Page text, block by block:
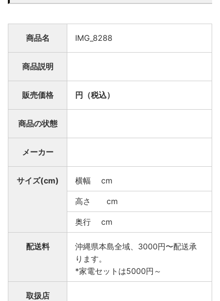
商品名 IMG_8288
商品説明
販売価格 円（税込）
商品の状態
メーカー
サイズ(cm) 横幅 cm
高さ cm
奥行 cm
配送料
沖縄県本島全域、3000円〜配送承
ります。
*家電セットは5000円～
取扱店